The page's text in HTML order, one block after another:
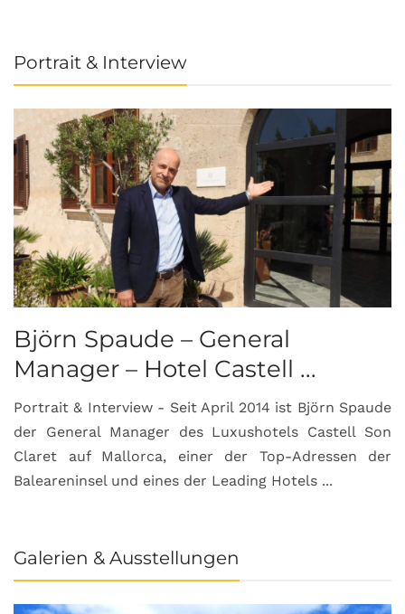
Portrait & Interview
Björn Spaude – General
Manager – Hotel Castell ...
Portrait & Interview - Seit April 2014 ist Björn Spaude
der General Manager des Luxushotels Castell Son
Claret auf Mallorca, einer der Top-Adressen der
Baleareninsel und eines der Leading Hotels ...
Galerien & Ausstellungen